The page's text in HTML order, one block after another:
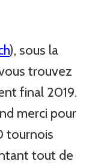
), sous la
trouvez
final 2019.
merci pour
tournois
tout de